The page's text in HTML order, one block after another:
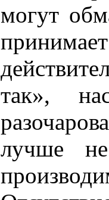
могут
так»,
лучше